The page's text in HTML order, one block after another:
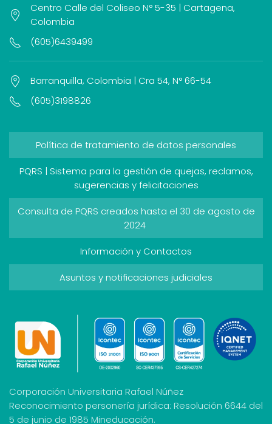
Centro Calle del Coliseo N° 5-35 | Cartagena,
Colombia
(605)6439499
Barranquilla, Colombia | Cra 54, N° 66-54
(605)3198826
Política de tratamiento de datos personales
PQRS | Sistema para la gestión de quejas, reclamos,
sugerencias y felicitaciones
Consulta de PQRS creados hasta el 30 de agosto de
2024
Información y Contactos
Asuntos y notificaciones judiciales
Corporación Universitaria Rafael Núñez
Reconocimiento personería jurídica: Resolución 6644 del
5 de junio de 1985 Mineducación.